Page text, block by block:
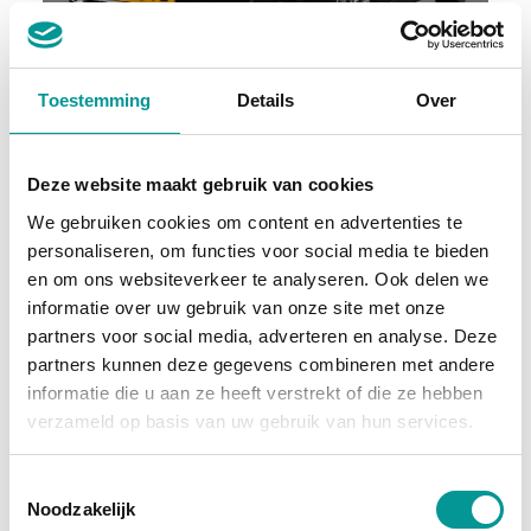
Toestemming Details Over
Deze website maakt gebruik van cookies
We gebruiken cookies om content en advertenties te
personaliseren, om functies voor social media te bieden
en om ons websiteverkeer te analyseren. Ook delen we
informatie over uw gebruik van onze site met onze
partners voor social media, adverteren en analyse. Deze
partners kunnen deze gegevens combineren met andere
informatie die u aan ze heeft verstrekt of die ze hebben
verzameld op basis van uw gebruik van hun services.
Noodzakelijk
€515.53/maand
72 maanden
Deze auto bekijken